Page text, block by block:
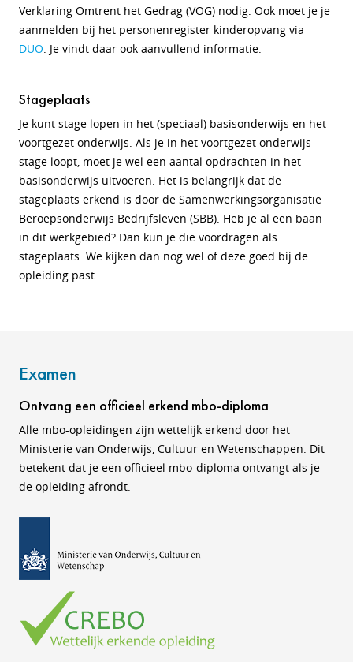
Verklaring Omtrent het Gedrag (VOG) nodig. Ook moet je je
aanmelden bij het personenregister kinderopvang via
DUO. Je vindt daar ook aanvullend informatie.
Stageplaats
Je kunt stage lopen in het (speciaal) basisonderwijs en het
voortgezet onderwijs. Als je in het voortgezet onderwijs
stage loopt, moet je wel een aantal opdrachten in het
basisonderwijs uitvoeren. Het is belangrijk dat de
stageplaats erkend is door de Samenwerkingsorganisatie
Beroepsonderwijs Bedrijfsleven (SBB). Heb je al een baan
in dit werkgebied? Dan kun je die voordragen als
stageplaats. We kijken dan nog wel of deze goed bij de
opleiding past.
Examen
Ontvang een officieel erkend mbo-diploma
Alle mbo-opleidingen zijn wettelijk erkend door het
Ministerie van Onderwijs, Cultuur en Wetenschappen. Dit
betekent dat je een officieel mbo-diploma ontvangt als je
de opleiding afrondt.